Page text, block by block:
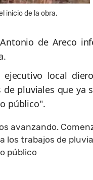
inicio de la obra.
de Areco
local
pluviales que ya
público".
avanzando.
los trabajos de
público